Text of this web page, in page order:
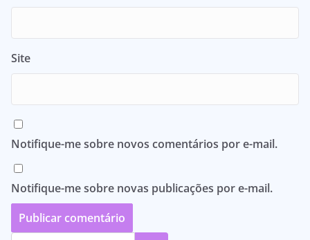
Site
Notifique-me sobre novos comentários por e-mail.
Notifique-me sobre novas publicações por e-mail.